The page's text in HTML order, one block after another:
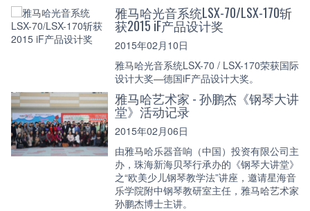
雅马哈光音系统LSX-70/LSX-170斩
获2015 iF产品设计奖
2015年02月10日
雅马哈光音系统LSX-70 / LSX-170荣获国际
设计大奖—德国iF产品设计大奖。
雅马哈艺术家 - 孙鹏杰《钢琴大讲
堂》活动记录
2015年02月06日
由雅马哈乐器音响（中国）投资有限公司主
办，珠海新海贝琴行承办的《钢琴大讲堂》
之“欧美少儿钢琴教学法”讲座，邀请星海音
乐学院附中钢琴教研室主任，雅马哈艺术家
孙鹏杰博士主讲。